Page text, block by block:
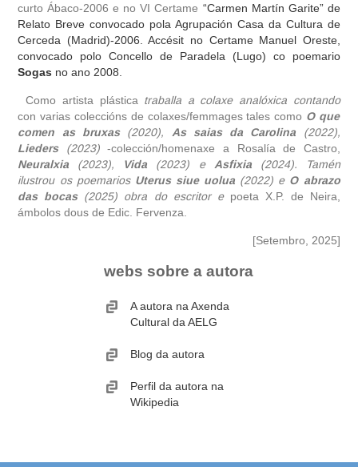
curto Ábaco-2006 e no VI Certame “Carmen Martín Garite”de
Relato Breve convocado pola Agrupación Casa da Cultura de
Cerceda (Madrid)-2006. Accésit no Certame Manuel Oreste,
convocado polo Concello de Paradela (Lugo) co poemario
Sogas no ano 2008.
Como artista plástica traballa acolaxe analóxica contando
con varias coleccións de colaxes/femmages tales como O que
comen as bruxas(2020), As saias da Carolina (2022),
Lieders(2023) -colección/homenaxe a Rosalía de Castro,
Neuralxia (2023), Vida (2023) e Asfixia(2024). Tamén
ilustrou os poemarios Uterus siue uolua (2022) e O abrazo
das bocas(2025) obra do escritor epoeta X.P. de Neira,
ámbolos dous de Edic. Fervenza.
[Setembro, 2025]
webs sobre a autora
A autora na Axenda
Cultural da AELG
Blog da autora
Perfil da autora na
Wikipedia